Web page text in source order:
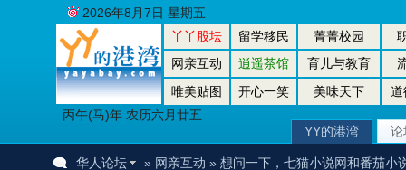
丫丫股坛 留学移民 菁菁校园
网亲互动
逍遥茶馆 育儿与教育
唯美贴图
开心一笑 美味天下
道
丙午(马)年 农历六月廿五
2026年8月7日 星期五
YY的港湾 论
华人论坛 » 网亲互动 » 想问一下，七猫小说网和番茄小